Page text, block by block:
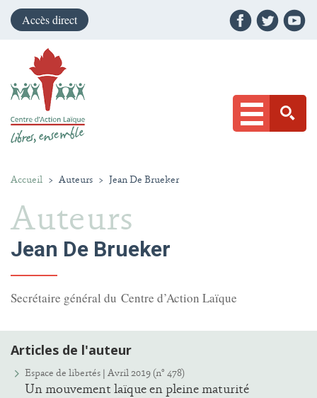
Accès direct
Accueil > Auteurs > Jean De Brueker
Auteurs
Jean De Brueker
Secrétaire général du Centre d’Action Laïque
Articles de l'auteur
Espace de libertés | Avril 2019 (n° 478)
Un mouvement laïque en pleine maturité